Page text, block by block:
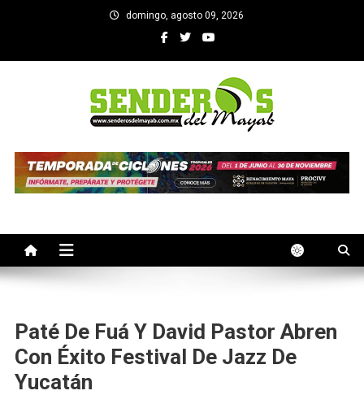
domingo, agosto 09, 2026
SENDEROS DEL MAYAB
Paté De Fuá Y David Pastor Abren
Con Éxito Festival De Jazz De
Yucatán